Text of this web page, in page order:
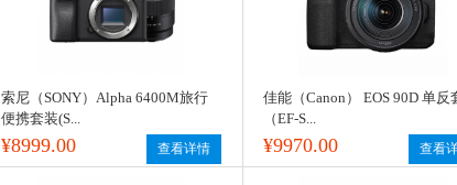
索尼（SONY）Alpha 6400M旅行
便携套装(S...
¥8999.00 查看详情
佳能（Canon） EOS 90D 单反
（EF-S...
¥9970.00 查看